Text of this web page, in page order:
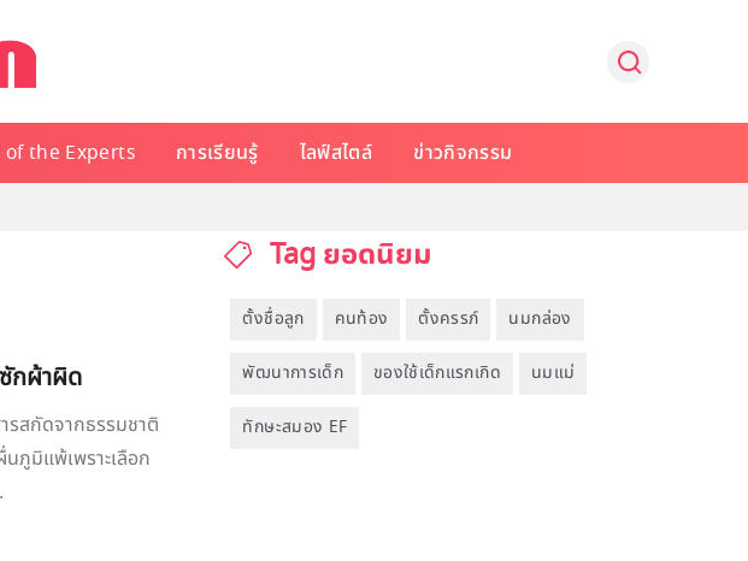
the Experts การเรียนรู้ ไลฟ์สไตล์ ข่าวกิจกรรม
กผ้าผิด
รสกัดจากธรรมชาติ
ภูมิแพ้เพราะเลือก
Tag ยอดนิยม
ตั้งชื่อลูก คนท้อง ตั้งครรภ์ นมกล่อง
พัฒนาการเด็ก ของใช้เด็กแรกเกิด นมแม่
ทักษะสมอง EF